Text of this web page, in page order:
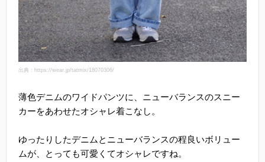
出典：https://wear.jp/tatmix/18070306/
薄色デニムのワイドパンツに、ニューバランスのスニー
カーをあわせたオシャレ着こなし。
ゆったりしたデニムとニューバランスの程良いボリュー
ムが、とっても可愛くてオシャレですね。